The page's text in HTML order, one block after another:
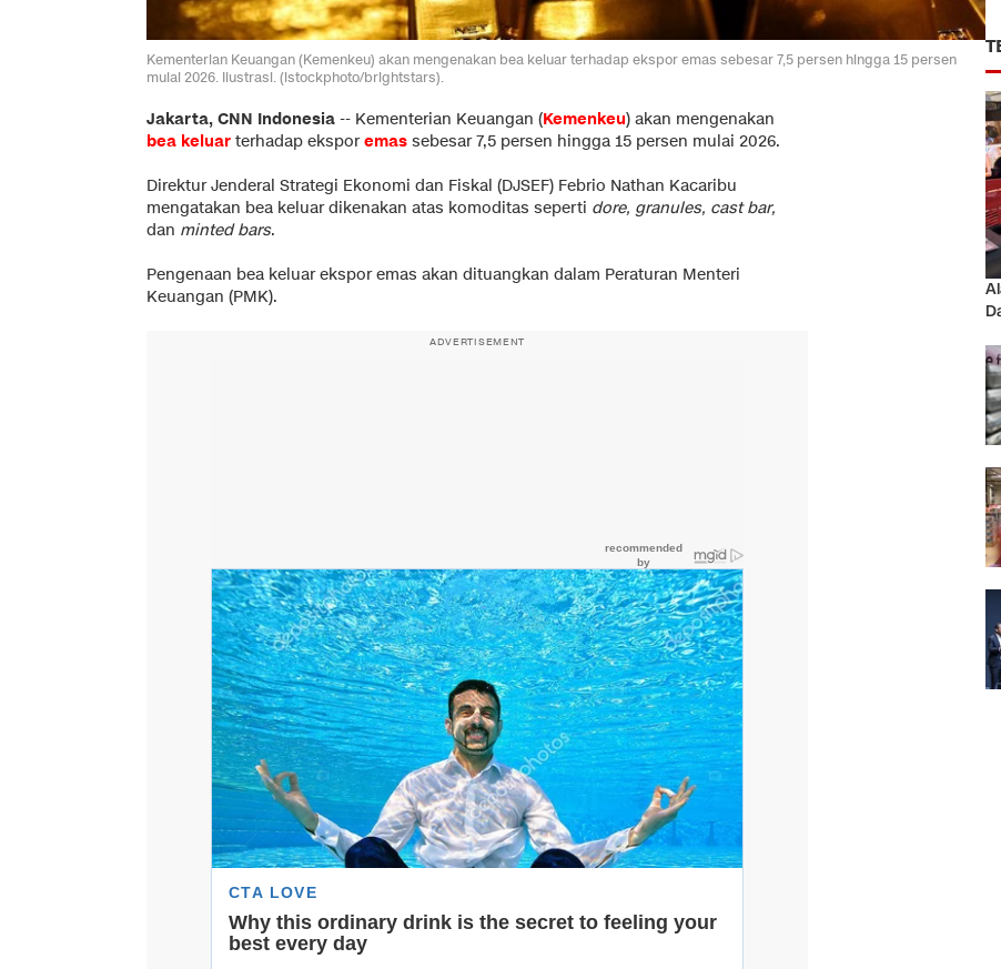
Kementerian Keuangan (Kemenkeu) akan mengenakan bea keluar terhadap ekspor emas sebesar 7,5 persen hingga 15 persen
mulai 2026. Ilustrasi. (istockphoto/brightstars).
Jakarta, CNN Indonesia -- Kementerian Keuangan (Kemenkeu) akan mengenakan
bea keluar terhadap ekspor emas sebesar 7,5 persen hingga 15 persen mulai 2026.
Direktur Jenderal Strategi Ekonomi dan Fiskal (DJSEF) Febrio Nathan Kacaribu
mengatakan bea keluar dikenakan atas komoditas seperti dore, granules, cast bar,
dan minted bars.
Pengenaan bea keluar ekspor emas akan dituangkan dalam Peraturan Menteri
Keuangan (PMK).
ADVERTISEMENT